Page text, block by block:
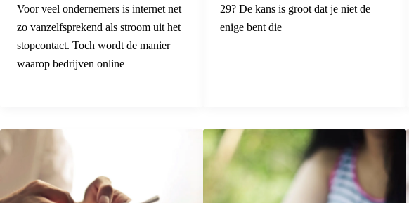
Voor veel ondernemers is internet net
zo vanzelfsprekend als stroom uit het
stopcontact. Toch wordt de manier
waarop bedrijven online
29? De kans is groot dat je niet de
enige bent die